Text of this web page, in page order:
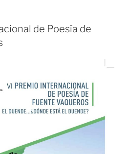
de Poesía de